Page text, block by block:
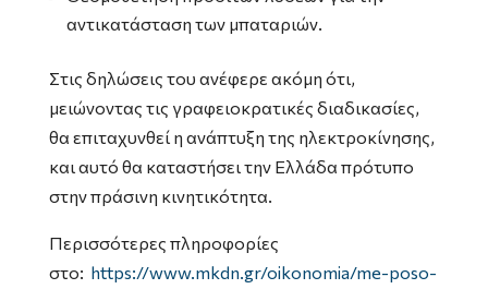
αντικατάσταση των μπαταριών.
Στις δηλώσεις του ανέφερε ακόμη ότι,
μειώνοντας τις γραφειοκρατικές διαδικασίες,
θα επιταχυνθεί η ανάπτυξη της ηλεκτροκίνησης,
και αυτό θα καταστήσει την Ελλάδα πρότυπο
στην πράσινη κινητικότητα.
Περισσότερες πληροφορίες
στο: https://www.mkdn.gr/oikonomia/me-poso-